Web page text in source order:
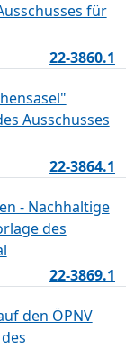
für
22-3860.1
Ausschusses
22-3864.1
- Nachhaltige
des
22-3869.1
den ÖPNV